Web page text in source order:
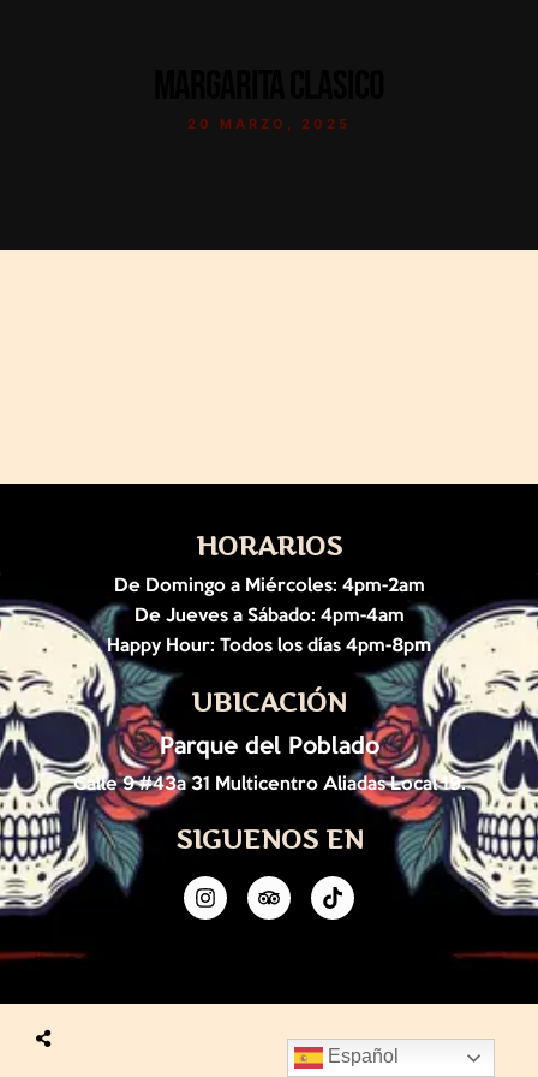
20 MARZO, 2025
HORARIOS
De Domingo a Miércoles: 4pm-2am
De Jueves a Sábado: 4pm-4am
Happy Hour: Todos los días 4pm-8pm
UBICACIÓN
Parque del Poblado
Calle 9 #43a 31 Multicentro Aliadas Local 19.
SIGUENOS EN
Español